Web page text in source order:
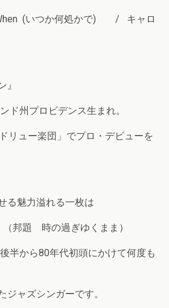
(いつか何処かで) / キャロ
』
ド州プロビデンス生まれ。
リュー楽団」でプロ・デビューを
る魅力溢れる一枚は
（邦題 時の過ぎゆくまま）
半から80年代初頭にかけて何度も
ジャズシンガーです。